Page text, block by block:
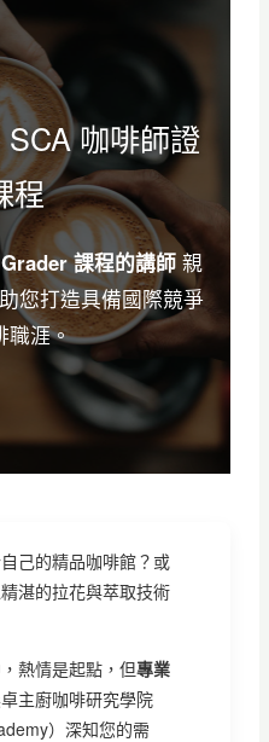
咖啡師證
程
課程的講師親
您打造具備國際競爭
職涯。
己的精品咖啡館？或
湛的拉花與萃取技術
熱情是起點，但專業
主廚咖啡研究學院
）深知您的需